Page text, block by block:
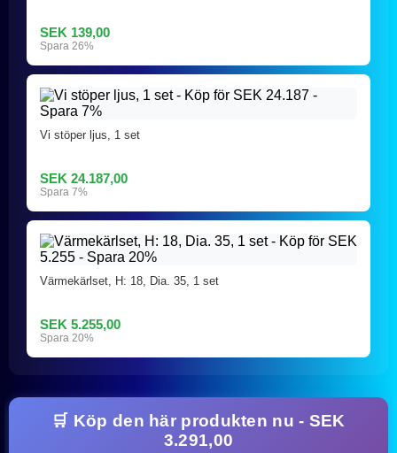
SEK 139,00
Spara 26%
Vi stöper ljus, 1 set
SEK 24.187,00
Spara 7%
Värmekärlset, H: 18, Dia. 35, 1 set
SEK 5.255,00
Spara 20%
🛒 Köp den här produkten nu - SEK
3.291,00